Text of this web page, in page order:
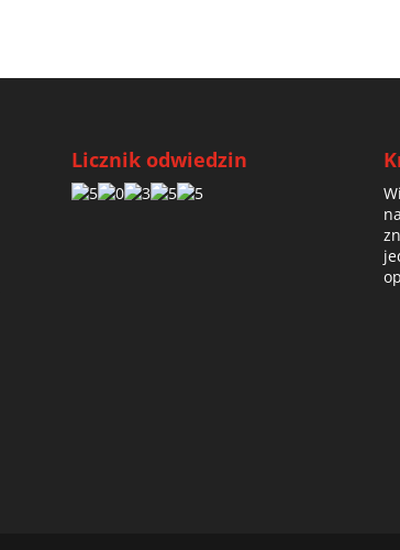
Licznik odwiedzin